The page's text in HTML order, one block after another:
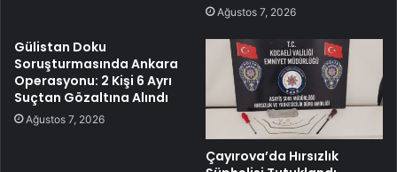
Ağustos 7, 2026
Gülistan Doku
Soruşturmasında Ankara
Operasyonu: 2 Kişi 6 Ayrı
Suçtan Gözaltına Alındı
Ağustos 7, 2026
Çayırova’da Hırsızlık